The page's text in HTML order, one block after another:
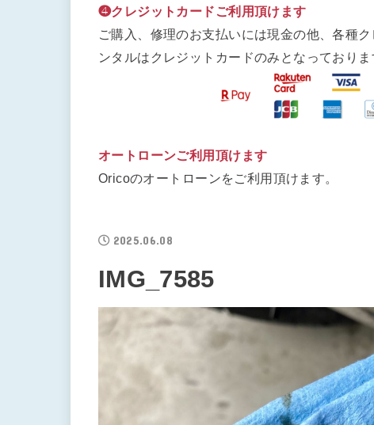
❹クレジットカードご利用頂けます
ご購入、修理のお支払いには現金の他、各種
ンタルはクレジットカードのみとなっており
オートローンご利用頂けます
Oricoのオートローンをご利用頂けます。
2025.06.08
IMG_7585